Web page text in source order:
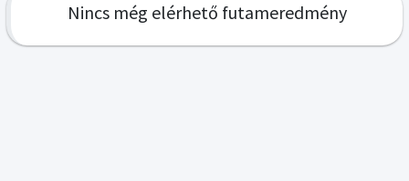
Nincs még elérhető futameredmény